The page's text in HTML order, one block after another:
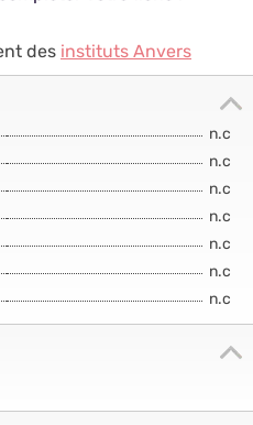
des instituts Anvers
n.c
n.c
n.c
n.c
n.c
n.c
n.c